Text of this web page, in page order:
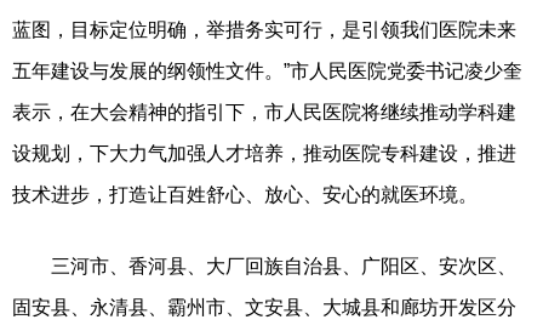
蓝图，目标定位明确，举措务实可行，是引领我们医院未来
五年建设与发展的纲领性文件。”市人民医院党委书记凌少奎
表示，在大会精神的指引下，市人民医院将继续推动学科建
设规划，下大力气加强人才培养，推动医院专科建设，推进
技术进步，打造让百姓舒心、放心、安心的就医环境。
三河市、香河县、大厂回族自治县、广阳区、安次区、
固安县、永清县、霸州市、文安县、大城县和廊坊开发区分